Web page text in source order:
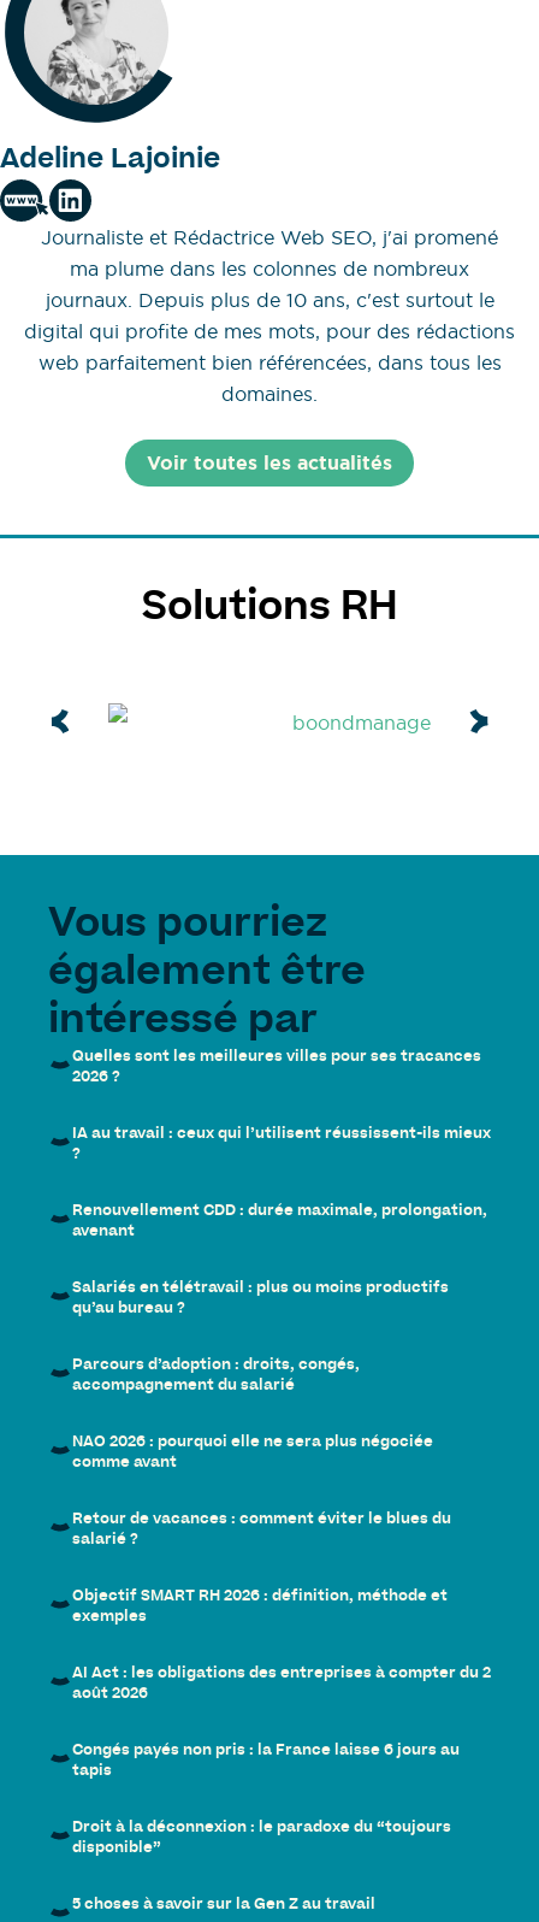
Adeline Lajoinie
Journaliste et Rédactrice Web SEO, j'ai promené
ma plume dans les colonnes de nombreux
journaux. Depuis plus de 10 ans, c'est surtout le
digital qui profite de mes mots, pour des rédactions
web parfaitement bien référencées, dans tous les
domaines.
Voir toutes les actualités
Solutions RH
Vous pourriez
également être
intéressé par
Quelles sont les meilleures villes pour ses tracances
2026 ?
IA au travail : ceux qui l’utilisent réussissent-ils mieux
?
Renouvellement CDD : durée maximale, prolongation,
avenant
Salariés en télétravail : plus ou moins productifs
qu’au bureau ?
Parcours d’adoption : droits, congés,
accompagnement du salarié
NAO 2026 : pourquoi elle ne sera plus négociée
comme avant
Retour de vacances : comment éviter le blues du
salarié ?
Objectif SMART RH 2026 : définition, méthode et
exemples
AI Act : les obligations des entreprises à compter du 2
août 2026
Congés payés non pris : la France laisse 6 jours au
tapis
Droit à la déconnexion : le paradoxe du “toujours
disponible”
5 choses à savoir sur la Gen Z au travail